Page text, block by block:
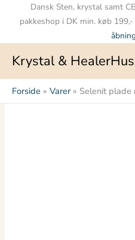
Dansk Sten, krystal samt
pakkeshop i DK min. køb
Krystal &
Forside Varer Selenit plade